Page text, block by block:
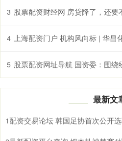
3 股票配资财经网 房贷降了，还要不要提前
4 上海配资门户 机构风向标 | 华昌化工(002274)2024年四季度
5 股票配资网址导航 国资委：围绕经济社会发展重点领域和关键
最新文
1配资交易论坛 韩国足协首次公开